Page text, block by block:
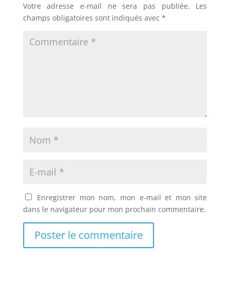
Votre adresse e-mail ne sera pas publiée.
Les
champs obligatoires sont indiqués avec *
Enregistrer mon nom, mon e-mail et mon site
dans le navigateur pour mon prochain commentaire.